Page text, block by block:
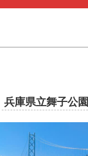
兵庫県立舞子公園